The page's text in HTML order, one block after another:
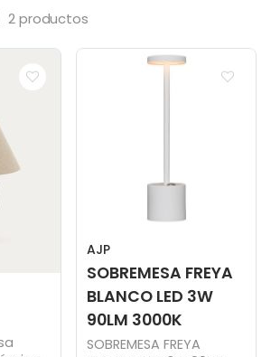
2 productos
AJP
SOBREMESA FREYA
BLANCO LED 3W
90LM 3000K
SOBREMESA FREYA